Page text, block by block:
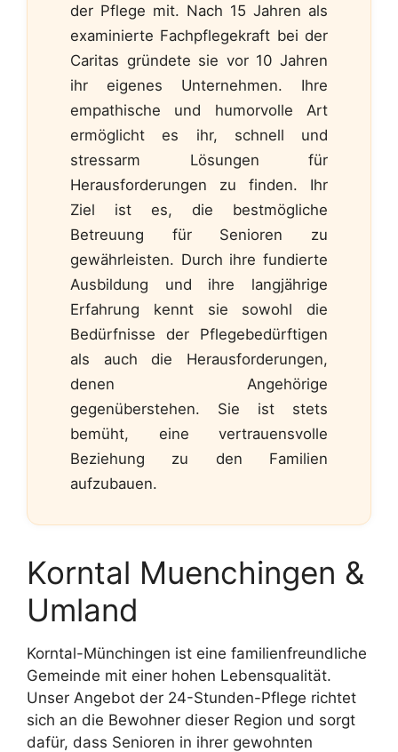
der Pflege mit. Nach 15 Jahren als
examinierte Fachpflegekraft bei der
Caritas gründete sie vor 10 Jahren
ihr eigenes Unternehmen. Ihre
empathische und humorvolle Art
ermöglicht es ihr, schnell und
stressarm Lösungen für
Herausforderungen zu finden. Ihr
Ziel ist es, die bestmögliche
Betreuung für Senioren zu
gewährleisten. Durch ihre fundierte
Ausbildung und ihre langjährige
Erfahrung kennt sie sowohl die
Bedürfnisse der Pflegebedürftigen
als auch die Herausforderungen,
denen Angehörige
gegenüberstehen. Sie ist stets
bemüht, eine vertrauensvolle
Beziehung zu den Familien
aufzubauen.
Korntal Muenchingen &
Umland
Korntal-Münchingen ist eine familienfreundliche
Gemeinde mit einer hohen Lebensqualität.
Unser Angebot der 24-Stunden-Pflege richtet
sich an die Bewohner dieser Region und sorgt
dafür, dass Senioren in ihrer gewohnten